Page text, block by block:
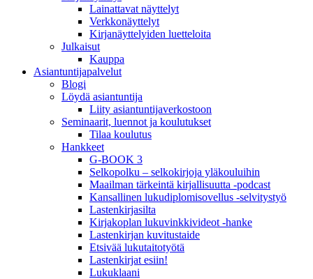
Lainattavat näyttelyt
Verkkonäyttelyt
Kirjanäyttelyiden luetteloita
Julkaisut
Kauppa
Asiantuntija­palvelut
Blogi
Löydä asiantuntija
Liity asiantuntijaverkostoon
Seminaarit, luennot ja koulutukset
Tilaa koulutus
Hankkeet
G-BOOK 3
Selkopolku – selkokirjoja yläkouluihin
Maailman tärkeintä kirjallisuutta -podcast
Kansallinen lukudiplomisovellus -selvitystyö
Lastenkirjasilta
Kirjakoplan lukuvinkkivideot -hanke
Lastenkirjan kuvitustaide
Etsivää lukutaitotyötä
Lastenkirjat esiin!
Lukuklaani